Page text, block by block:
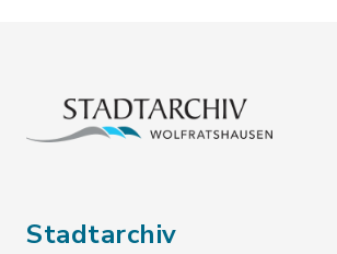
Stadtarchiv